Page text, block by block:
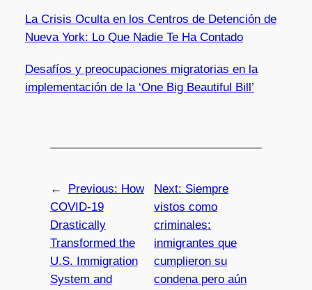
La Crisis Oculta en los Centros de Detención de
Nueva York: Lo Que Nadie Te Ha Contado
Desafíos y preocupaciones migratorias en la
implementación de la ‘One Big Beautiful Bill’
← Previous: How
COVID-19
Drastically
Transformed the
U.S. Immigration
System and
Next: Siempre
vistos como
criminales:
inmigrantes que
cumplieron su
condena pero aún